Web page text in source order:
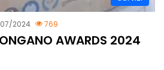
2024 769
AWARDS 2024